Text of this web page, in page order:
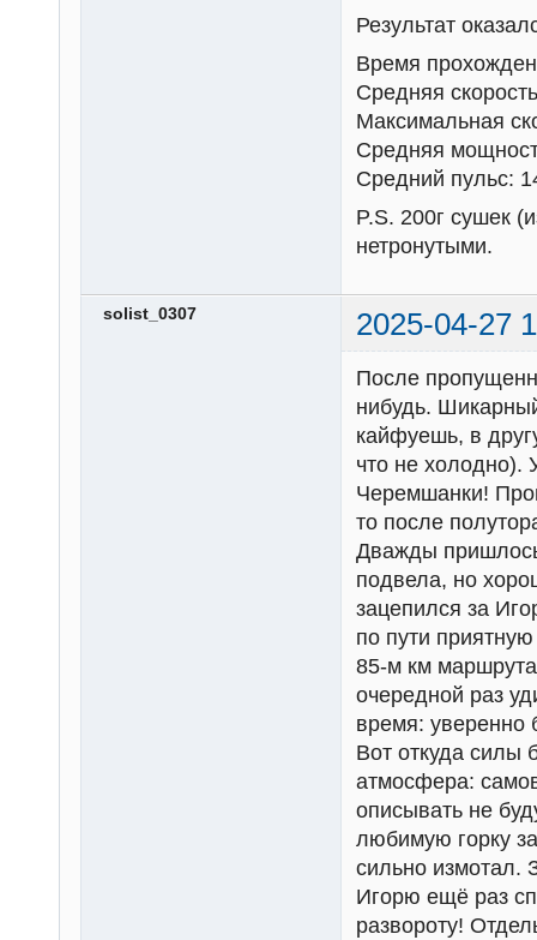
Результат
Время
Средняя
Максимальная
Средняя
Средний пульс:
P.S. 200г сушек
нетронутыми.
solist_0307 2025-04-27
После
нибудь.
кайфуешь, в
что не холодно).
Черемшанки!
то после
Дважды пришлось
подвела, но
зацепился за
по пути
85-м км маршрута
очередной раз
время: уверенно
Вот откуда силы
атмосфера:
описывать не
любимую горку
сильно измотал.
Игорю ещё раз
развороту!